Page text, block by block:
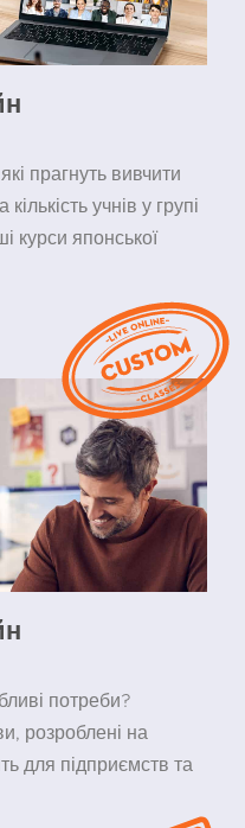
прагнуть вивчити
учнів у групі
курси японської
потреби?
розроблені на
для підприємств та